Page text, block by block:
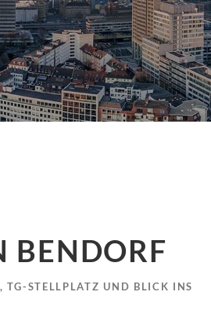
BENDORF
STELLPLATZ UND BLICK INS